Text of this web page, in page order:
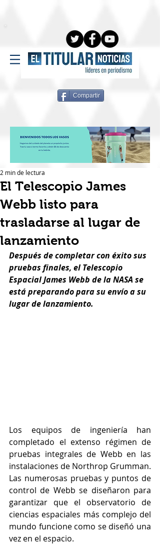
Compartir
El Telescopio James
Webb listo para
trasladarse al lugar de
lanzamiento
2 min de lectura
Después de completar con éxito sus
pruebas finales, el Telescopio
Espacial James Webb de la NASA se
está preparando para su envío a su
lugar de lanzamiento.
Los equipos de ingeniería han
completado el extenso régimen de
pruebas integrales de Webb en las
instalaciones de Northrop Grumman.
Las numerosas pruebas y puntos de
control de Webb se diseñaron para
garantizar que el observatorio de
ciencias espaciales más complejo del
mundo funcione como se diseñó una
vez en el espacio.